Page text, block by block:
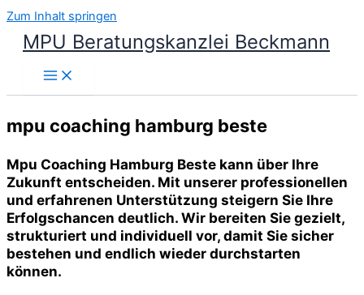
Zum Inhalt springen
MPU Beratungskanzlei Beckmann
mpu coaching hamburg beste
Mpu Coaching Hamburg Beste kann über Ihre
Zukunft entscheiden. Mit unserer professionellen
und erfahrenen Unterstützung steigern Sie Ihre
Erfolgschancen deutlich. Wir bereiten Sie gezielt,
strukturiert und individuell vor, damit Sie sicher
bestehen und endlich wieder durchstarten
können.